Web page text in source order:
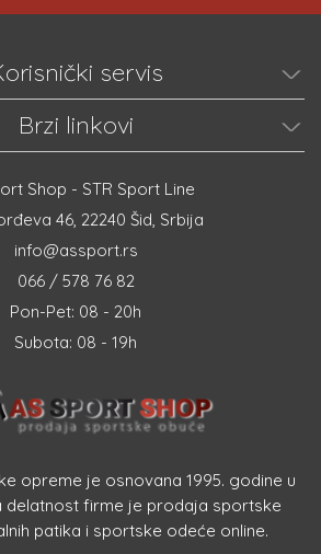
servis
Brzi linkovi
Shop - STR Sport Line
46, 22240 Šid, Srbija
info@assport.rs
066 / 578 76 82
Pon-Pet: 08 - 20h
Subota: 08 - 19h
opreme je osnovana 1995. godine u
delatnost firme je prodaja sportske
patika i sportske odeće online.